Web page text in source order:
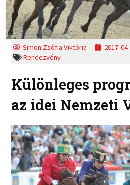
Simon Zsófia Viktória 2017-
Rendezvény
Különleges
az idei Nemzeti